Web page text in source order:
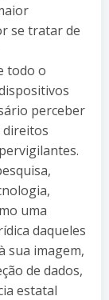
se tratar de
todo o
perceber
direitos
uma
daqueles
sua imagem,
de dados,
estatal